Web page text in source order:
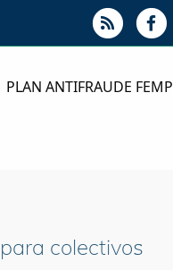
PLAN ANTIFRAUDE FEMP
colectivos